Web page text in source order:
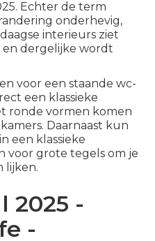
Echter de term
onderhevig,
interieurs ziet
dergelijke wordt
voor een staande wc-
een klassieke
ronde vormen komen
Daarnaast kun
een klassieke
voor grote tegels om je
lijken.
2025 -
-